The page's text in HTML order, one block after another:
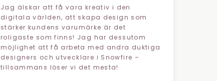
Jag älskar att få vara kreativ i den
digitala världen, att skapa design som
stärker kundens varumärke är det
roligaste som finns! Jag har dessutom
möjlighet att få arbeta med andra duktiga
designers och utvecklare i Snowfire –
tillsammans löser vi det mesta!